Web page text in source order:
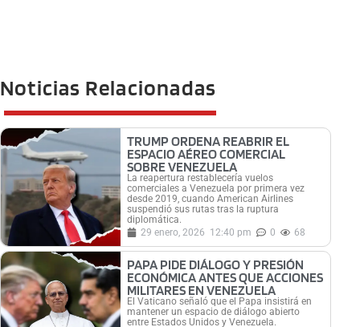
Noticias Relacionadas
TRUMP ORDENA REABRIR EL
ESPACIO AÉREO COMERCIAL
SOBRE VENEZUELA
La reapertura restablecería vuelos
comerciales a Venezuela por primera vez
desde 2019, cuando American Airlines
suspendió sus rutas tras la ruptura
diplomática.
29 enero, 2026 12:40 pm 0 68
PAPA PIDE DIÁLOGO Y PRESIÓN
ECONÓMICA ANTES QUE ACCIONES
MILITARES EN VENEZUELA
El Vaticano señaló que el Papa insistirá en
mantener un espacio de diálogo abierto
entre Estados Unidos y Venezuela.